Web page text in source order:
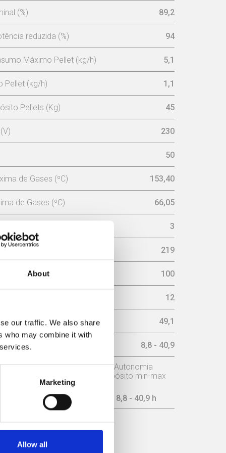
About
our traffic. We also share
who may combine it with
Marketing
Allow all
(%) 89,2
reduzida (%) 94
Máximo Pellet (kg/h) 5,1
Pellet (kg/h) 1,1
Pellets (Kg) 45
230
50
de Gases (ºC) 153,40
de Gases (ºC) 66,05
3
219
(mm) 100
12
(Db) 49,1
(h) 8,8 - 40,9
Potência nominal
22,1 kW
Autonomia
depósito min-max
8,8 - 40,9 h